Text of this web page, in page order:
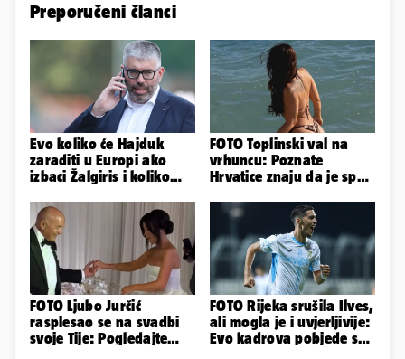
Preporučeni članci
Evo koliko će Hajduk
zaraditi u Europi ako
izbaci Žalgiris i koliko
FOTO Toplinski val na
vrhuncu: Poznate
Hrvatice znaju da je spas
FOTO Ljubo Jurčić
rasplesao se na svadbi
svoje Tije: Pogledajte
FOTO Rijeka srušila Ilves,
ali mogla je i uvjerljivije:
Evo kadrova pobjede s